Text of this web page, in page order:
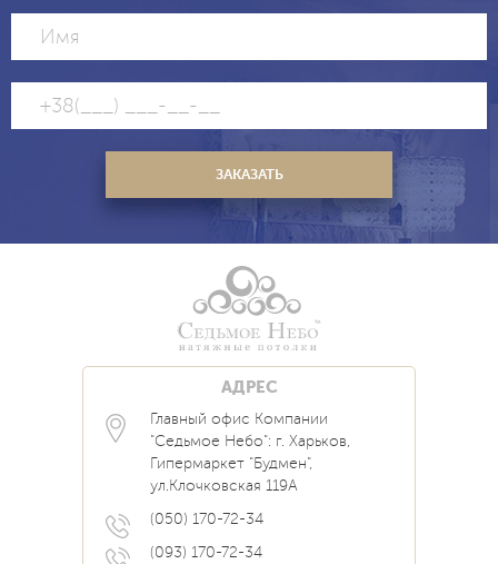
АДРЕС
Главный офис Компании
"Седьмое Небо": г. Харьков,
Гипермаркет "Будмен",
ул.Клочковская 119А
(050) 170-72-34
(093) 170-72-34
Каталог
Услуги
Блог
Новости
Акции
Контакты